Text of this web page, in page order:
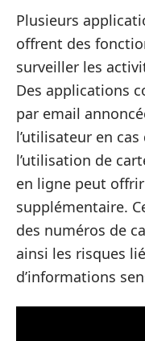
Plusieurs
offrent des
surveiller les
Des applications
par email
l’utilisateur en
l’utilisation de
en ligne peut
supplémentaire.
des numéros de
ainsi les risques
d’informations